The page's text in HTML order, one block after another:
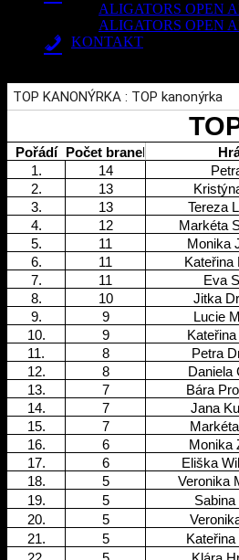
ALIGATORS OPEN
ALIGATORS OPEN
KONTAKT